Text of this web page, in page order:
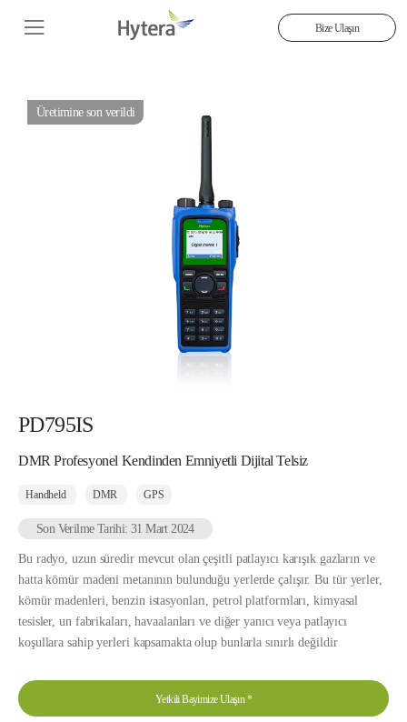
Bize Ulaşın
Üretimine son verildi
PD795IS
DMR Profesyonel Kendinden Emniyetli Dijital Telsiz
Handheld DMR GPS
Son Verilme Tarihi: 31 Mart 2024
Bu radyo, uzun süredir mevcut olan çeşitli patlayıcı karışık gazların ve
hatta kömür madeni metanının bulunduğu yerlerde çalışır. Bu tür yerler,
kömür madenleri, benzin istasyonları, petrol platformları, kimyasal
tesisler, un fabrikaları, havaalanları ve diğer yanıcı veya patlayıcı
koşullara sahip yerleri kapsamakta olup bunlarla sınırlı değildir
Yetkili Bayimize Ulaşın*